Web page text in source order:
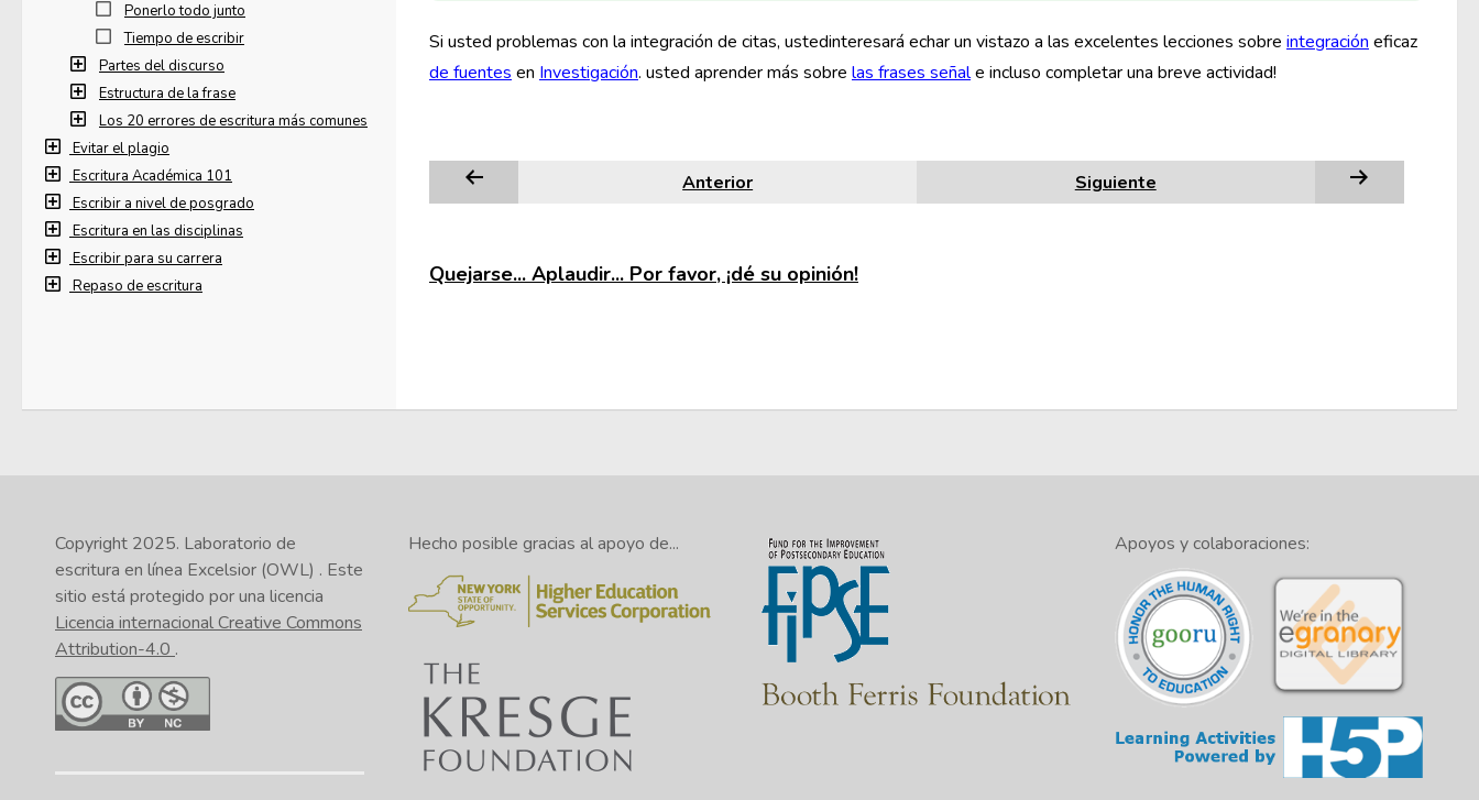
Si usted problemas con la integración de citas, ustedinteresará echar un vistazo a las excelentes lecciones sobre integración eficaz
de fuentes en Investigación. usted aprender más sobre las frases señale incluso completar una breve actividad!
Anterior Siguiente
Quejarse... Aplaudir... Por favor, ¡dé su opinión!
Ponerlo todo junto
Tiempo de escribir
Partes del discurso
Estructura de la frase
Los 20 errores de escritura más comunes
Evitar el plagio
Escritura Académica 101
Escribir a nivel de posgrado
Escritura en las disciplinas
Escribir para su carrera
Repaso de escritura
Copyright 2025. Laboratorio de
escritura en línea Excelsior (OWL) . Este
sitio está protegido por una licencia
Licencia internacional Creative Commons
Attribution-4.0 .
Hecho posible gracias al apoyo de... Apoyos y colaboraciones: